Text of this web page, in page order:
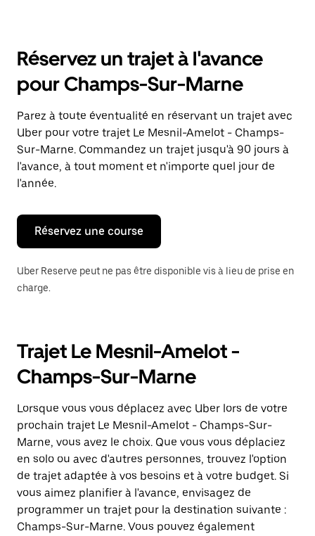
ouvrir
calendrier
et
sélectionner
une
date.
Appuyez
sur
la
touche
pour
fermer
calendrier.
Réservez un trajet à l'avance
pour Champs-Sur-Marne
Parez à toute éventualité en réservant un trajet avec
Uber pour votre trajet Le Mesnil-Amelot - Champs-
Sur-Marne. Commandez un trajet jusqu'à 90 jours à
l'avance, à tout moment et n'importe quel jour de
l'année.
Réservez une course
Uber Reserve peut ne pas être disponible vis à lieu de prise en
charge.
Trajet Le Mesnil-Amelot -
Champs-Sur-Marne
Lorsque vous vous déplacez avec Uber lors de votre
prochain trajet Le Mesnil-Amelot - Champs-Sur-
Marne, vous avez le choix. Que vous vous déplaciez
en solo ou avec d'autres personnes, trouvez l'option
de trajet adaptée à vos besoins et à votre budget. Si
vous aimez planifier à l'avance, envisagez de
programmer un trajet pour la destination suivante :
Champs-Sur-Marne. Vous pouvez également